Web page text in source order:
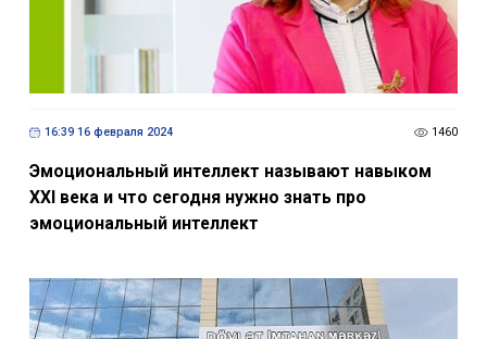
16:39 16 февраля 2024 1460
Эмоциональный интеллект называют навыком
XXI века и что сегодня нужно знать про
эмоциональный интеллект